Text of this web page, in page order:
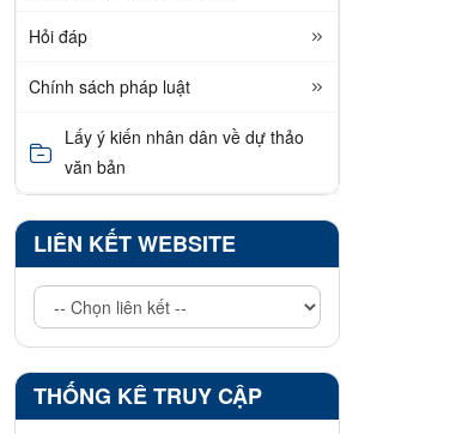
Hỏi đáp
Chính sách pháp luật
Lấy ý kiến nhân dân về dự thảo
văn bản
LIÊN KẾT WEBSITE
THỐNG KÊ TRUY CẬP